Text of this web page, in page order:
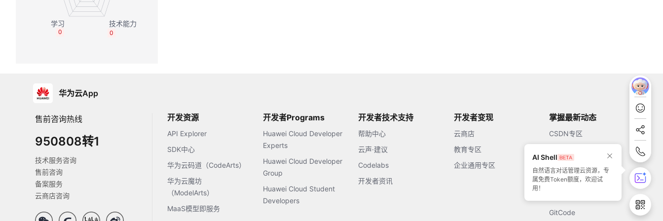
0
0
华为云App
售前咨询热线
950808转1
技术服务咨询
售前咨询
备案服务
云商店咨询
开发资源
API Explorer
SDK中心
华为云码道（CodeArts）
华为云魔坊
（ModelArts）
MaaS模型即服务
开发者Programs
Huawei Cloud Developer
Experts
Huawei Cloud Developer
Group
Huawei Cloud Student
Developers
开发者技术支持
帮助中心
云声·建议
Codelabs
开发者资讯
开发者变现
云商店
教育专区
企业通用专区
掌握最新动态
CSDN专区
51CTO
GitCode
AI Shell
自然语言对话管理云资源，专
属免费Token额度，欢迎试
用！